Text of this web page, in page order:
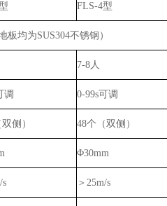
FLS-4型
均为SUS304不锈钢）
7-8人
调 0-99s可调
侧） 48个（双侧）
Φ30mm
s ＞25m/s